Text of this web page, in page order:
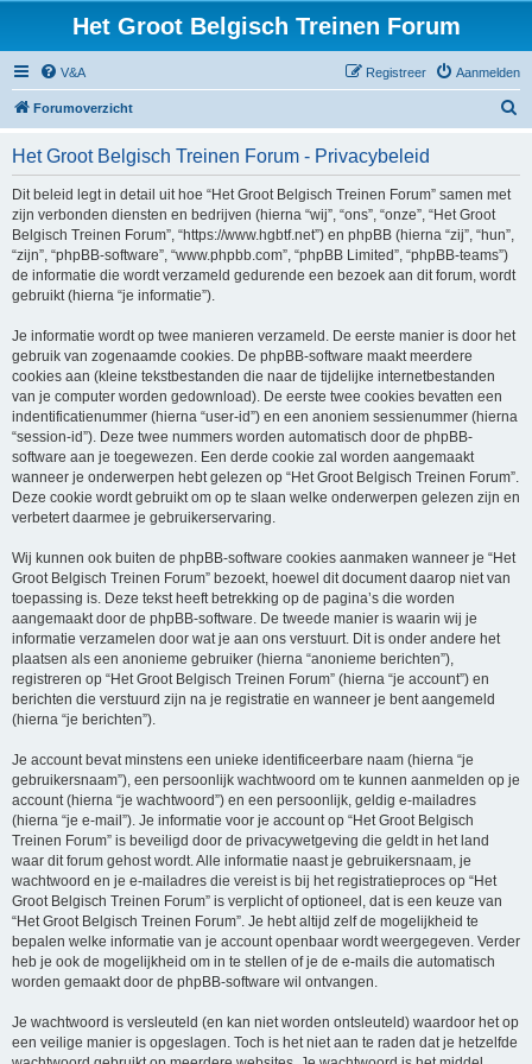
Het Groot Belgisch Treinen Forum
V&A Aanmelden
Registreer
Forumoverzicht
Het Groot Belgisch Treinen Forum - Privacybeleid
Dit beleid legt in detail uit hoe “Het Groot Belgisch Treinen Forum” samen met
zijn verbonden diensten en bedrijven (hierna “wij”, “ons”, “onze”, “Het Groot
Belgisch Treinen Forum”, “https://www.hgbtf.net”) en phpBB (hierna “zij”, “hun”,
“zijn”, “phpBB-software”, “www.phpbb.com”, “phpBB Limited”, “phpBB-teams”)
de informatie die wordt verzameld gedurende een bezoek aan dit forum, wordt
gebruikt (hierna “je informatie”).
Je informatie wordt op twee manieren verzameld. De eerste manier is door het
gebruik van zogenaamde cookies. De phpBB-software maakt meerdere
cookies aan (kleine tekstbestanden die naar de tijdelijke internetbestanden
van je computer worden gedownload). De eerste twee cookies bevatten een
indentificatienummer (hierna “user-id”) en een anoniem sessienummer (hierna
“session-id”). Deze twee nummers worden automatisch door de phpBB-
software aan je toegewezen. Een derde cookie zal worden aangemaakt
wanneer je onderwerpen hebt gelezen op “Het Groot Belgisch Treinen Forum”.
Deze cookie wordt gebruikt om op te slaan welke onderwerpen gelezen zijn en
verbetert daarmee je gebruikerservaring.
Wij kunnen ook buiten de phpBB-software cookies aanmaken wanneer je “Het
Groot Belgisch Treinen Forum” bezoekt, hoewel dit document daarop niet van
toepassing is. Deze tekst heeft betrekking op de pagina’s die worden
aangemaakt door de phpBB-software. De tweede manier is waarin wij je
informatie verzamelen door wat je aan ons verstuurt. Dit is onder andere het
plaatsen als een anonieme gebruiker (hierna “anonieme berichten”),
registreren op “Het Groot Belgisch Treinen Forum” (hierna “je account”) en
berichten die verstuurd zijn na je registratie en wanneer je bent aangemeld
(hierna “je berichten”).
Je account bevat minstens een unieke identificeerbare naam (hierna “je
gebruikersnaam”), een persoonlijk wachtwoord om te kunnen aanmelden op je
account (hierna “je wachtwoord”) en een persoonlijk, geldig e-mailadres
(hierna “je e-mail”). Je informatie voor je account op “Het Groot Belgisch
Treinen Forum” is beveiligd door de privacywetgeving die geldt in het land
waar dit forum gehost wordt. Alle informatie naast je gebruikersnaam, je
wachtwoord en je e-mailadres die vereist is bij het registratieproces op “Het
Groot Belgisch Treinen Forum” is verplicht of optioneel, dat is een keuze van
“Het Groot Belgisch Treinen Forum”. Je hebt altijd zelf de mogelijkheid te
bepalen welke informatie van je account openbaar wordt weergegeven. Verder
heb je ook de mogelijkheid om in te stellen of je de e-mails die automatisch
worden gemaakt door de phpBB-software wil ontvangen.
Je wachtwoord is versleuteld (en kan niet worden ontsleuteld) waardoor het op
een veilige manier is opgeslagen. Toch is het niet aan te raden dat je hetzelfde